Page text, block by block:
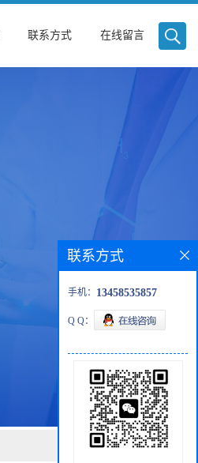
联系方式 在线留言
联系方式
手机： 13458535857
Q Q：